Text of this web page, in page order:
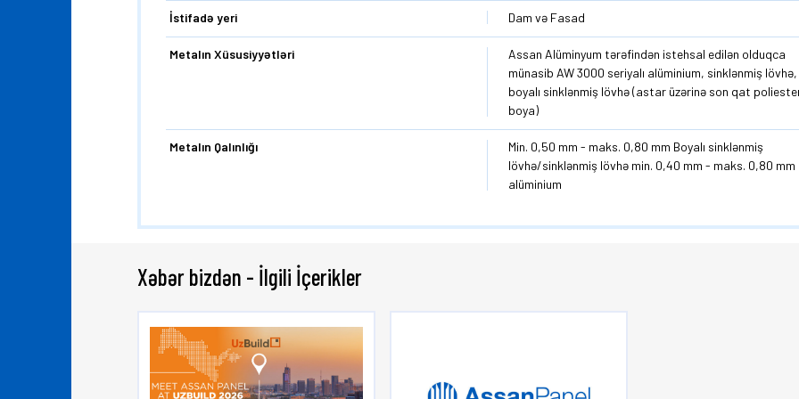
İstifadə yeri Dam və Fasad
Metalın Xüsusiyyətləri
Assan Alüminyum tərəfindən istehsal edilən olduqca
münasib AW 3000 seriyalı alüminium, sinklənmiş lövhə,
boyalı sinklənmiş lövhə (astar üzərinə son qat
boya)
Metalın Qalınlığı
Min. 0,50 mm - maks. 0,80 mm Boyalı sinklənmiş
lövhə/sinklənmiş lövhə min. 0,40 mm - maks. 0,80 mm
alüminium
Xəbər bizdən - İlgili İçerikler